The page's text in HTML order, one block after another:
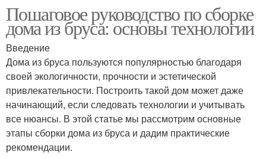
Пошаговое руководство по сборке
дома из бруса: основы технологии
Введение
Дома из бруса пользуются популярностью благодаря
своей экологичности, прочности и эстетической
привлекательности. Построить такой дом может даже
начинающий, если следовать технологии и учитывать
все нюансы. В этой статье мы рассмотрим основные
этапы сборки дома из бруса и дадим практические
рекомендации.